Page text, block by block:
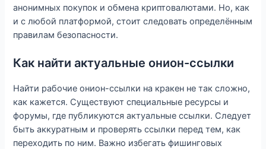
анонимных покупок и обмена криптовалютами. Но, как
и с любой платформой, стоит следовать определённым
правилам безопасности.
Как найти актуальные онион-ссылки
Найти рабочие онион-ссылки на кракен не так сложно,
как кажется. Существуют специальные ресурсы и
форумы, где публикуются актуальные ссылки. Следует
быть аккуратным и проверять ссылки перед тем, как
переходить по ним. Важно избегать фишинговых